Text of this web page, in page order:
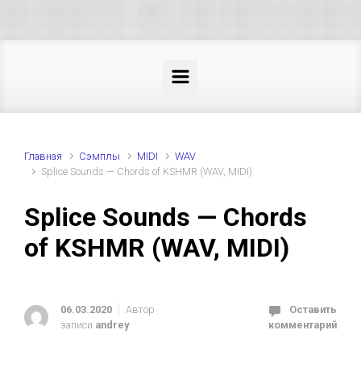
Главная Cэмплы MIDI
WAV
Splice Sounds — Chords of KSHMR (WAV, MIDI)
Splice Sounds — Chords
of KSHMR (WAV, MIDI)
06.03.2020
Автор
записи andrey
Оставить
комментарий